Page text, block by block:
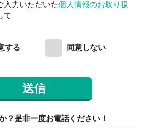
入力いただいた個人情報のお取り扱
て
する 同意しない
送信
？是非一度お電話ください！